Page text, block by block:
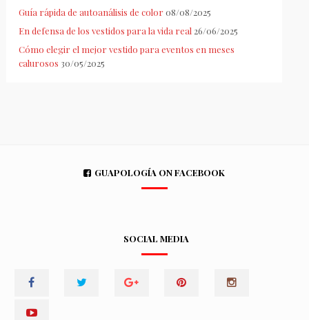
Guía rápida de autoanálisis de color 08/08/2025
En defensa de los vestidos para la vida real 26/06/2025
Cómo elegir el mejor vestido para eventos en meses
calurosos 30/05/2025
GUAPOLOGÍA ON FACEBOOK
SOCIAL MEDIA